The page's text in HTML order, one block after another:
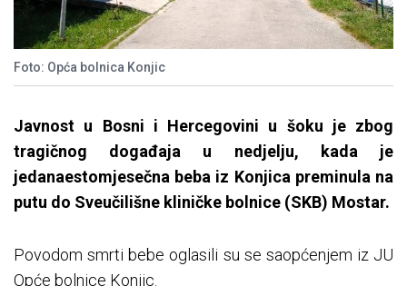
Foto: Opća bolnica Konjic
Javnost u Bosni i Hercegovini u šoku je zbog
tragičnog događaja u nedjelju, kada je
jedanaestomjesečna beba iz Konjica preminula na
putu do Sveučilišne kliničke bolnice (SKB) Mostar.
Povodom smrti bebe oglasili su se saopćenjem iz JU
Opće bolnice Konjic.